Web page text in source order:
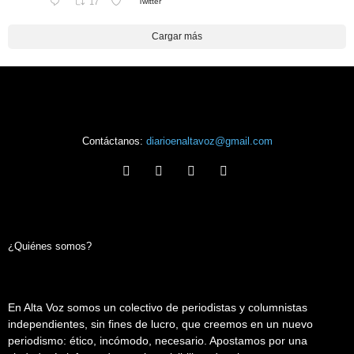
Cargar más
Contáctanos: diarioenaltavoz@gmail.com
¿Quiénes somos?
En Alta Voz somos un colectivo de periodistas y columnistas
independientes, sin fines de lucro, que creemos en un nuevo
periodismo: ético, incómodo, necesario. Apostamos por una